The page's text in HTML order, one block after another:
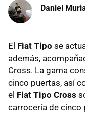
Daniel
El Fiat Tipo se
además,
Cross. La gama
cinco puertas, así
el Fiat Tipo Cross
carrocería de cinco